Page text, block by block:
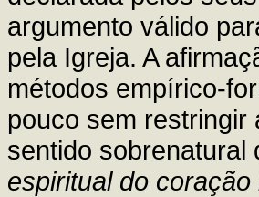
argumento válido
pela Igreja. A
métodos empírico-
pouco sem restringir
sentido
espiritual do